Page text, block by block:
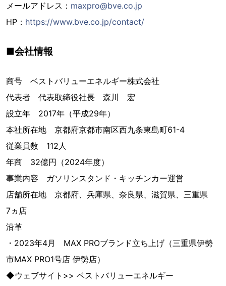
メールアドレス： maxpro@bve.co.jp
HP： https://www.bve.co.jp/contact/
■会社情報
商号 ベストバリューエネルギー株式会社
代表者 代表取締役社長 森川 宏
設立年 2017年（平成29年）
本社所在地 京都府京都市南区西九条東島町61-4
従業員数 112人
年商 32億円（2024年度）
事業内容 ガソリンスタンド・キッチンカー運営
店舗所在地 京都府、兵庫県、奈良県、滋賀県、三重県
7ヵ店
沿革
・2023年4月 MAX PROブランド立ち上げ（三重県伊勢
市MAX PRO1号店 伊勢店）
◆ウェブサイト>> ベストバリューエネルギー